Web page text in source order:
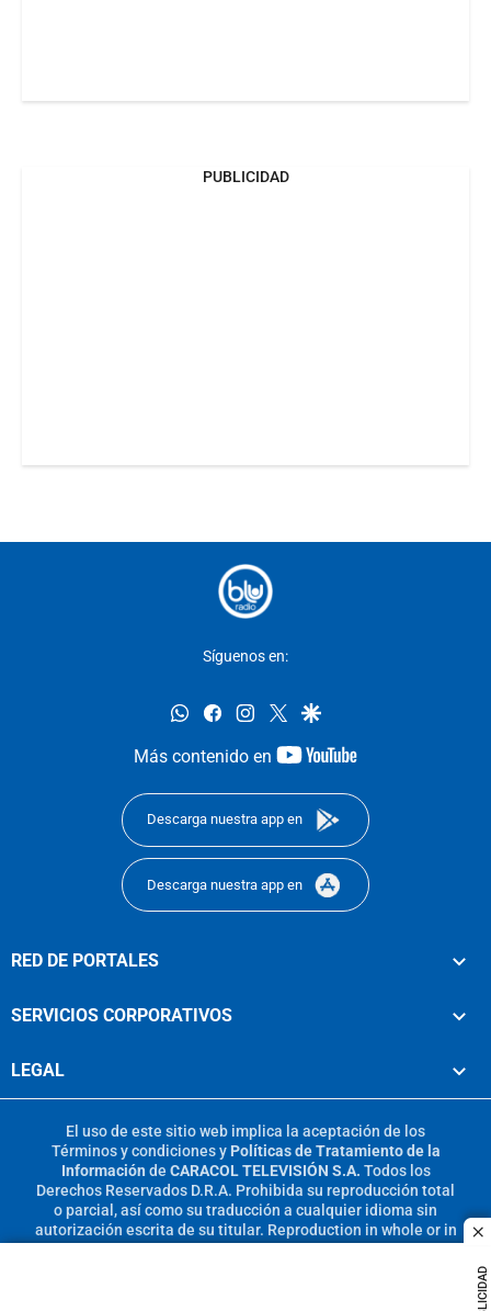
PUBLICIDAD
Síguenos en:
whatsappfacebookinstagram
twittergoogle
Más contenido en
youtube-
Descarga nuestra app en
Descarga nuestra app en
RED DE PORTALES
SERVICIOS CORPORATIVOS
LEGAL
El uso de este sitio web implica la aceptación de los
Términos y condicionesy Políticas de Tratamiento de la
Información de CARACOL TELEVISIÓN S.A. Todos los
Derechos Reservados D.R.A. Prohibida su reproducción total
o parcial, así como su traducción a cualquier idioma sin
autorización escrita de su titular. Reproduction in whole or in